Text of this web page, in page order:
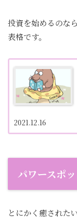
投資を始めるのな
表格です。
2021.12.16
パワースポ
とにかく癒された